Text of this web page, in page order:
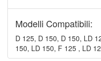
Modelli Compatibili:
D 125, D 150, D 150, LD
150, LD 150, F 125 , LD